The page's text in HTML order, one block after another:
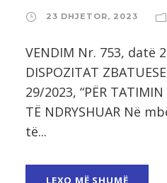
23 DHJETOR, 2023
VENDIM Nr. 753, datë
DISPOZITAT
29/2023, “PËR
TË NDRYSHUAR Në
të...
LEXO MË SHUMË